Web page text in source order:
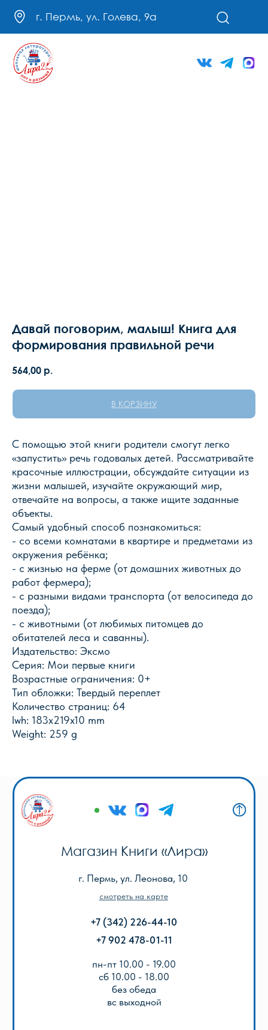
г. Пермь, ул. Голева, 9а
Давай поговорим, малыш! Книга для
формирования правильной речи
564,00 р.
В КОРЗИНУ
С помощью этой книги родители смогут легко
«запустить» речь годовалых детей. Рассматривайте
красочные иллюстрации, обсуждайте ситуации из
жизни малышей, изучайте окружающий мир,
отвечайте на вопросы, а также ищите заданные
объекты.
Самый удобный способ познакомиться:
- со всеми комнатами в квартире и предметами из
окружения ребёнка;
- с жизнью на ферме (от домашних животных до
работ фермера);
- с разными видами транспорта (от велосипеда до
поезда);
- с животными (от любимых питомцев до
обитателей леса и саванны).
Издательство: Эксмо
Серия: Мои первые книги
Возрастные ограничения: 0+
Тип обложки: Твердый переплет
Количество страниц: 64
lwh: 183x219x10 mm
Weight: 259 g
г. Пермь, ул. Леонова, 10
+7 902 478-01-11
Магазин Книги «Лира»
смотреть на карте
пн-пт 10.00 - 19.00
сб 10.00 - 18.00
без обеда
вс выходной
смотреть на карте
пн-пт 9.00 - 18.00
ИНФОРМАЦИЯ
Акции
Популярные
Для дошкольников
Игры, пазлы, канцтовары
О Перми и Пермском крае
Все товары